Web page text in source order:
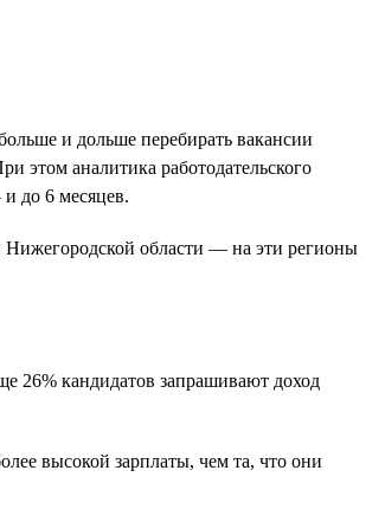
и дольше перебирать вакансии
этом аналитика работодательского
до 6 месяцев.
Нижегородской области — на эти регионы
26% кандидатов запрашивают доход
высокой зарплаты, чем та, что они